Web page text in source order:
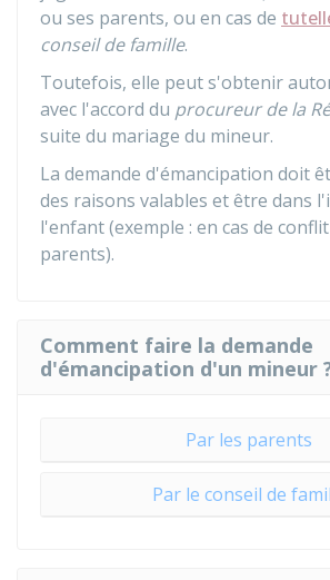
ou ses parents, ou en cas de
conseil de famille.
Toutefois, elle peut s'obtenir
avec l'accord du procureur de la
suite du mariage du mineur.
La demande d'émancipation doit
des raisons valables et être dans
l'enfant (exemple : en cas de
parents).
Comment faire la demande
d'émancipation d'un mineur
Par les parents
Par le conseil de